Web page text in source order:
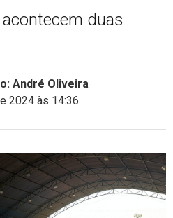
duas
André Oliveira
2024 às 14:36